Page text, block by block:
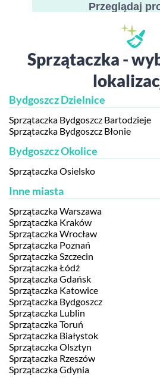
Przeglądaj
Sprzątaczka -
Bydgoszcz Dzielnice
Sprzątaczka Bydgoszcz Bartodzieje
Sprzątaczka Bydgoszcz Błonie
Bydgoszcz Okolice
Sprzątaczka Osielsko
Inne miasta
Sprzątaczka Warszawa
Sprzątaczka Kraków
Sprzątaczka Wrocław
Sprzątaczka Poznań
Sprzątaczka Szczecin
Sprzątaczka Łódź
Sprzątaczka Gdańsk
Sprzątaczka Katowice
Sprzątaczka Bydgoszcz
Sprzątaczka Lublin
Sprzątaczka Toruń
Sprzątaczka Białystok
Sprzątaczka Olsztyn
Sprzątaczka Rzeszów
Sprzątaczka Gdynia